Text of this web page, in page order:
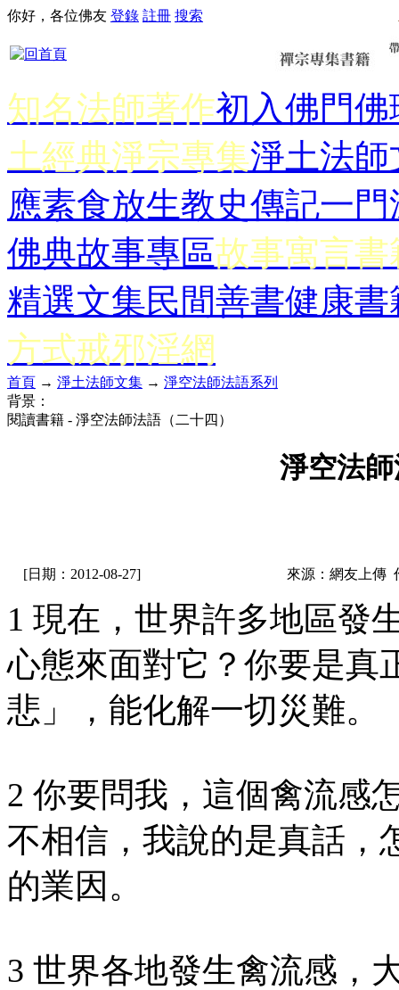
你好，各位佛友 登錄 註冊 搜索
知名法師著作初入佛門佛
土經典淨宗專集淨土法師
應素食放生教史傳記一門
佛典故事專區故事寓言書
精選文集民間善書健康書
方式戒邪淫網
首頁 → 淨土法師文集 → 淨空法師法語系列
背景：
閱讀書籍 - 淨空法師法語（二十四）
淨空法
[日期：2012-08-27] 來源：網友上傳
1 現在，世界許多地區發
心態來面對它？你要是真
悲」，能化解一切災難。
2 你要問我，這個禽流感
不相信，我說的是真話，
的業因。
3 世界各地發生禽流感，